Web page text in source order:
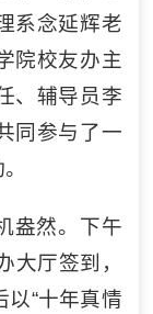
系念延辉老
院校友办主
、辅导员李
同参与了一
盎然。下午
大厅签到，
“十年真情